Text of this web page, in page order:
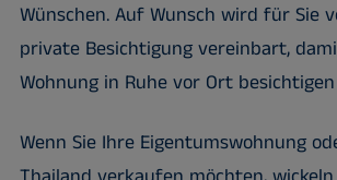
Wünschen. Auf Wunsch wird für Sie
private Besichtigung vereinbart,
Wohnung in Ruhe vor Ort
Wenn Sie Ihre Eigentumswohnung